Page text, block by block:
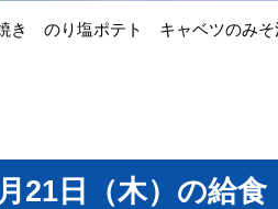
き のり塩ポテト キャベツのみそ
21日（木）の給食